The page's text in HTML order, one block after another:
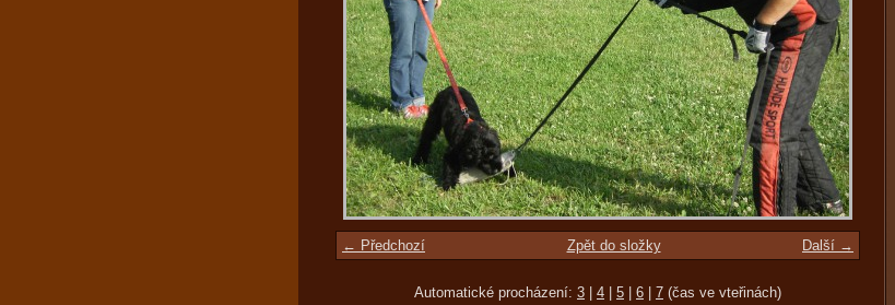
← Předchozí Další →
Zpět do složky
Automatické procházení: 3 4 5 6 7 (čas ve vteřinách)